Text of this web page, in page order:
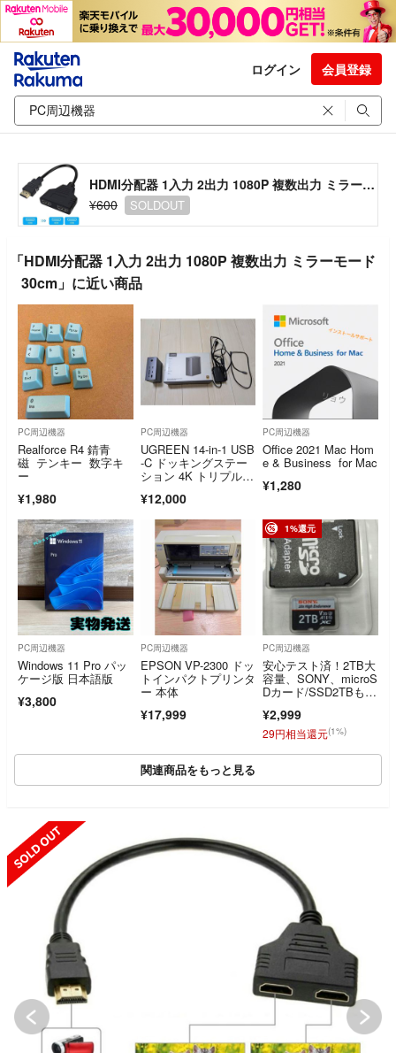
ログイン 会員登録
HDMI分配器 1入力 2出力 1080P 複数出力 ミラーモード 30cm
¥600
SOLDOUT
「HDMI分配器 1入力 2出力 1080P 複数出力 ミラーモード
30cm」に近い商品
PC周辺機器
Realforce R4 錆青
磁 テンキー 数字キ
ー
¥1,980
PC周辺機器
UGREEN 14-in-1 USB
-C ドッキングステー
ション 4K トリプルデ
¥12,000
PC周辺機器
Office 2021 Mac Hom
e & Business for Mac
¥1,280
PC周辺機器
Windows 11 Pro パッ
ケージ版 日本語版
¥3,800
PC周辺機器
EPSON VP-2300 ドッ
トインパクトプリンタ
ー 本体
¥17,999
1%還元
PC周辺機器
安心テスト済！2TB大
容量、SONY、microS
Dカード/SSD2TBもあ
¥2,999
29円相当還元(1%)
関連商品をもっと見る